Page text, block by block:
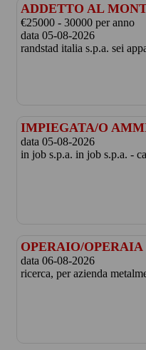
ADDETTO AL
€25000 - 30000 per anno
data 05-08-2026
randstad italia s.p.a. sei
IMPIEGATA/O
data 05-08-2026
in job s.p.a. in job s.p.a. -
OPERAIO/
data 06-08-2026
ricerca, per azienda